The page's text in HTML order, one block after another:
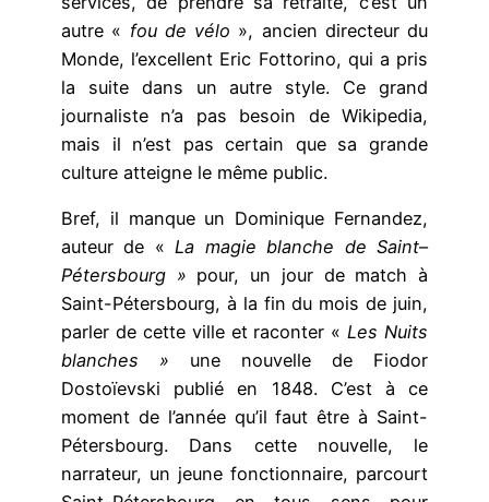
autre « fou de vélo », ancien directeur du
Monde, l’excellent Eric Fottorino, qui a pris
la suite dans un autre style. Ce grand
journaliste n’a pas besoin de Wikipedia,
mais il n’est pas certain que sa grande
culture atteigne le même public.
Bref, il manque un Dominique Fernandez,
auteur de «La magie blanche de Saint–
Pétersbourg » pour, un jour de match à
Saint-Pétersbourg, à la fin du mois de juin,
parler de cette ville et raconter «Les Nuits
blanches » une nouvelle de Fiodor
Dostoïevski publié en 1848. C’est à ce
moment de l’année qu’il faut être à Saint-
Pétersbourg. Dans cette nouvelle, le
narrateur, un jeune fonctionnaire, parcourt